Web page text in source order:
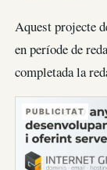
Aquest projecte
en període de
completada la
PUBLICITAT